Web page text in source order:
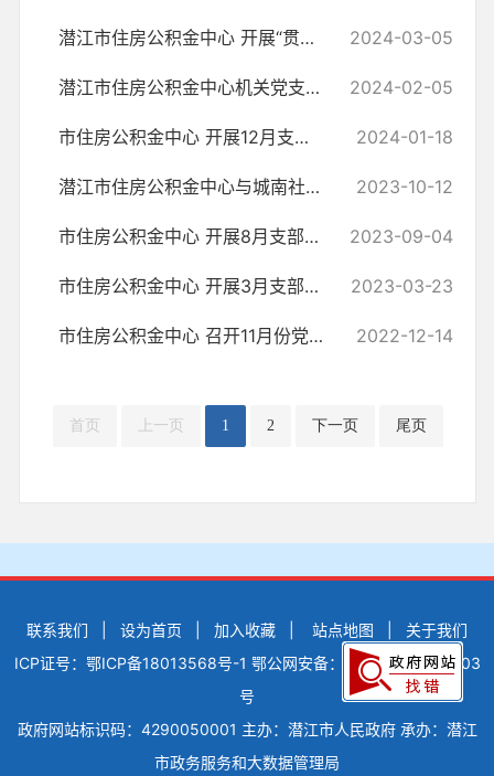
潜江市住房公积金中心 开展“贯彻落实全市三级干部会议精神，谋划新年工... 2024-03-05
潜江市住房公积金中心机关党支部 召开主题教育专题组织生活会暨民主 评... 2024-02-05
市住房公积金中心 开展12月支部主题党日活动 2024-01-18
潜江市住房公积金中心与城南社区党支部开展9月联合支部主题党日活动 2023-10-12
市住房公积金中心 开展8月支部主题党日活动 2023-09-04
市住房公积金中心 开展3月支部主题党日活动 2023-03-23
市住房公积金中心 召开11月份党组理论学习中心组学习会 2022-12-14
首页 上一页 1 2 下一页 尾页
联系我们 设为首页 加入收藏 站点地图
关于我们
ICP证号：鄂ICP备18013568号-1 鄂公网安备：42900502000503
号
政府网站标识码：4290050001 主办：潜江市人民政府 承办：潜江
市政务服务和大数据管理局